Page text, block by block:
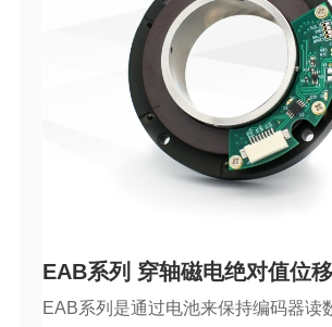
EAB系列 穿轴磁电绝对值位
EAB系列是通过电池来保持编码器读